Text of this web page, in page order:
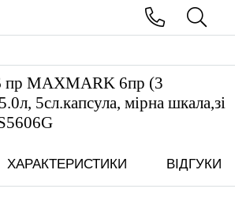
пр MAXMARK 6пр (3
5сл.капсула, мірна шкала,зi
ХАРАКТЕРИСТИКИ ВІДГУКИ